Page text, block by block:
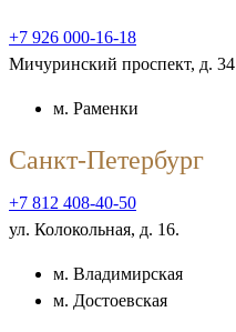
+7 926 000-16-18
Мичуринский проспект, д. 34
м. Раменки
Санкт-Петербург
+7 812 408-40-50
ул. Колокольная, д. 16.
м. Владимирская
м. Достоевская